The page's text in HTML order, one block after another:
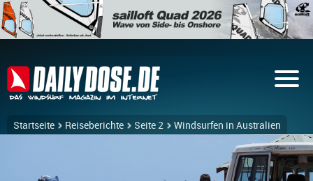
Startseite Reiseberichte Seite 2 Windsurfen in Australien